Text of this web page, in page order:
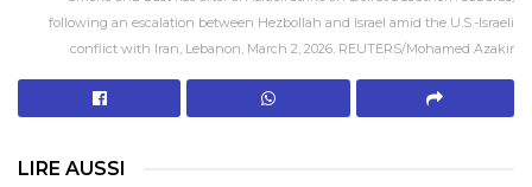
following an escalation between Hezbollah and Israel amid the U.S.-Israeli
conflict with Iran, Lebanon, March 2, 2026. REUTERS/Mohamed Azakir
LIRE AUSSI